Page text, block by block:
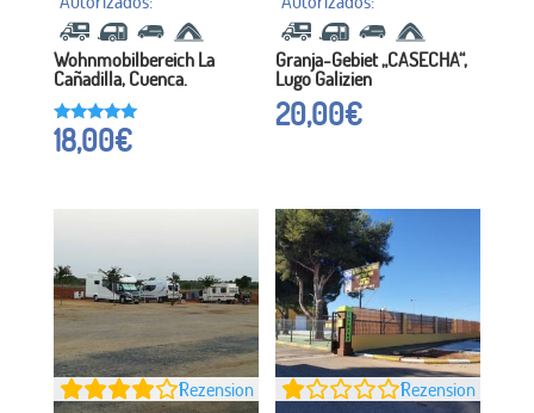
Wohnmobilbereich La
Cañadilla, Cuenca.
Bewertet
mit
18,00€
Granja-Gebiet „CASECHA“,
Lugo Galizien
20,00€
1Rezension 1Rezension